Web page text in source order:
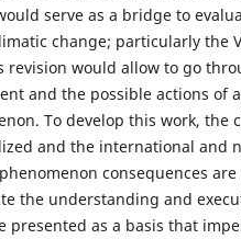
serve as a bridge to
change; particularly the
revision would allow to go
and the possible actions of
To develop this work, the
and the international and
consequences are
the understanding and
presented as a basis that